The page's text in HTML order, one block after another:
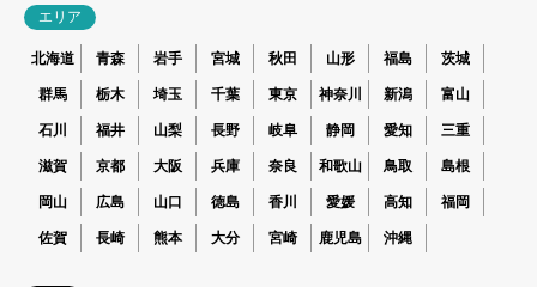
エリア
北海道 青森 岩手 宮城 秋田 山形 福島 茨城
群馬 栃木 埼玉 千葉 東京 神奈川 新潟 富山
石川 福井 山梨 長野 岐阜 静岡 愛知 三重
滋賀 京都 大阪 兵庫 奈良 和歌山 鳥取 島根
岡山 広島 山口 徳島 香川 愛媛 高知 福岡
佐賀 長崎 熊本 大分 宮崎 鹿児島 沖縄